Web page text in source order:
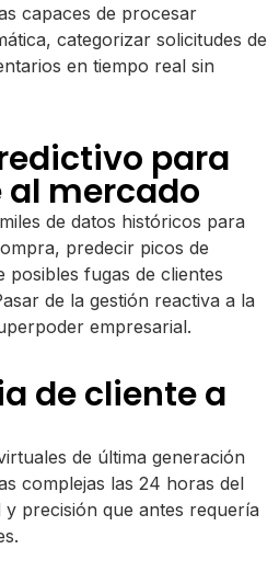
capaces de procesar
categorizar solicitudes de
en tiempo real sin
para
mercado
de datos históricos para
predecir picos de
fugas de clientes
de la gestión reactiva a la
empresarial.
de cliente a
de última generación
complejas las 24 horas del
precisión que antes requería